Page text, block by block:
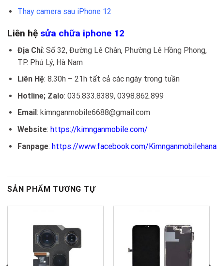
Thay camera sau iPhone 12
Liên hệ sửa chữa iphone 12
Địa Chỉ: Số 32, Đường Lê Chân, Phường Lê Hồng Phong,
TP. Phủ Lý, Hà Nam
Liên Hệ: 8.30h – 21h tất cả các ngày trong tuần
Hotline; Zalo: 035.833.8389, 0398.862.899
Email : kimnganmobile6688@gmail.com
Website: https://kimnganmobile.com/
Fanpage: https://www.facebook.com/
SẢN PHẨM TƯƠNG TỰ